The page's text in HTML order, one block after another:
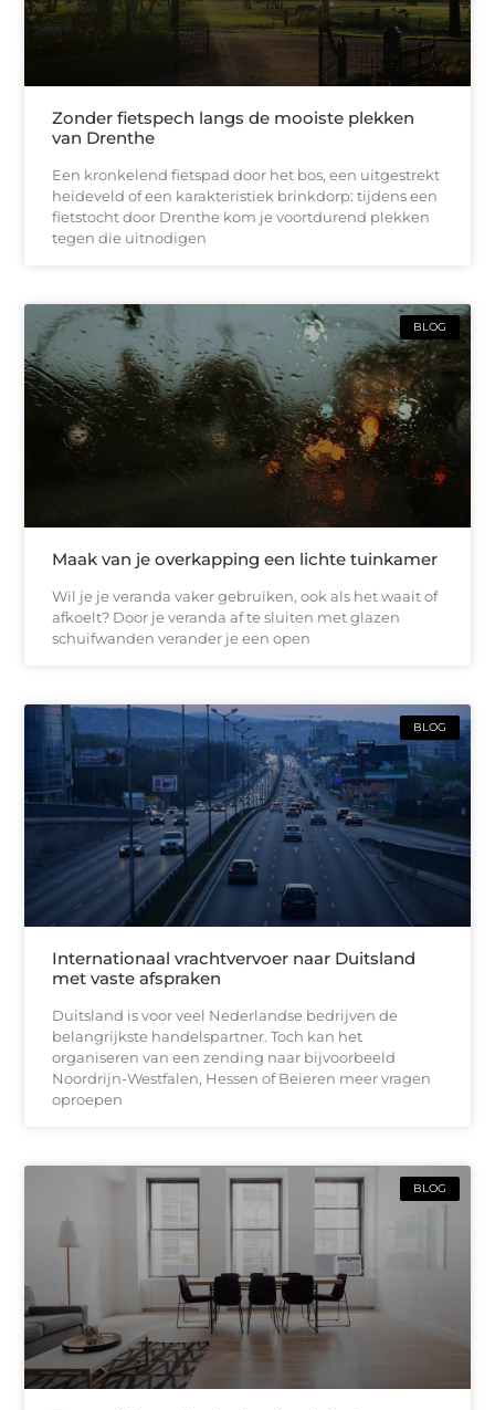
Zonder fietspech langs de mooiste plekken
van Drenthe
Een kronkelend fietspad door het bos, een uitgestrekt
heideveld of een karakteristiek brinkdorp: tijdens een
fietstocht door Drenthe kom je voortdurend plekken
tegen die uitnodigen
BLOG
Maak van je overkapping een lichte tuinkamer
Wil je je veranda vaker gebruiken, ook als het waait of
afkoelt? Door je veranda af te sluiten met glazen
schuifwanden verander je een open
BLOG
Internationaal vrachtvervoer naar Duitsland
met vaste afspraken
Duitsland is voor veel Nederlandse bedrijven de
belangrijkste handelspartner. Toch kan het
organiseren van een zending naar bijvoorbeeld
Noordrijn-Westfalen, Hessen of Beieren meer vragen
oproepen
BLOG